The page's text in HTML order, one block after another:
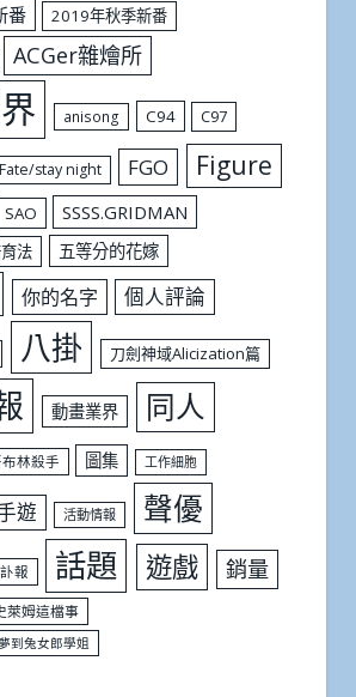
番
2019年秋季新番
ACGer雜燴所
anisong C94 C97
Fate/stay night FGO Figure
SAO SSSS.GRIDMAN
法 五等分的花嫁
你的名字 個人評論
八掛 刀劍神域Alicization篇
動畫業界 同人
林殺手 圖集 工作細胞
遊 活動情報 聲優
訃報 話題 遊戲 銷量
萊姆這檔事
到兔女郎學姐